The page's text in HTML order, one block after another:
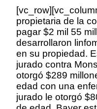
propietaria de la
pagar $2 mil 55
desarrollaron
en su propiedad.
jurado contra
otorgó $289
edad con una
jurado le otorgó